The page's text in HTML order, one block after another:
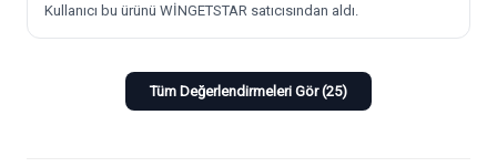
Kullanıcı bu ürünü WİNGETSTAR satıcısından aldı.
Tüm Değerlendirmeleri Gör (25)